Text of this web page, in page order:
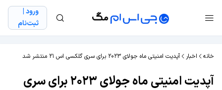
ورود |
ثبت‌نام
خانه اخبار آپدیت امنیتی ماه جولای ۲۰۲۳ برای سری گلکسی اس ۲۱ منتشر شد
آپدیت امنیتی ماه جولای ۲۰۲۳ برای سری